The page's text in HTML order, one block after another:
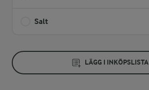
Salt
LÄGG I INKÖPSLISTA